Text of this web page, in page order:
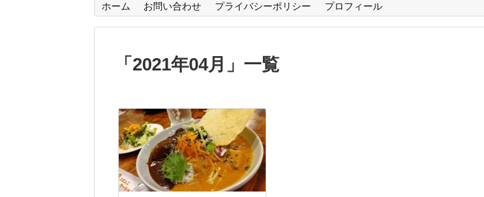
ホーム お問い合わせ プライバシーポリシー プロフィール
「 2021年04月 」 一覧